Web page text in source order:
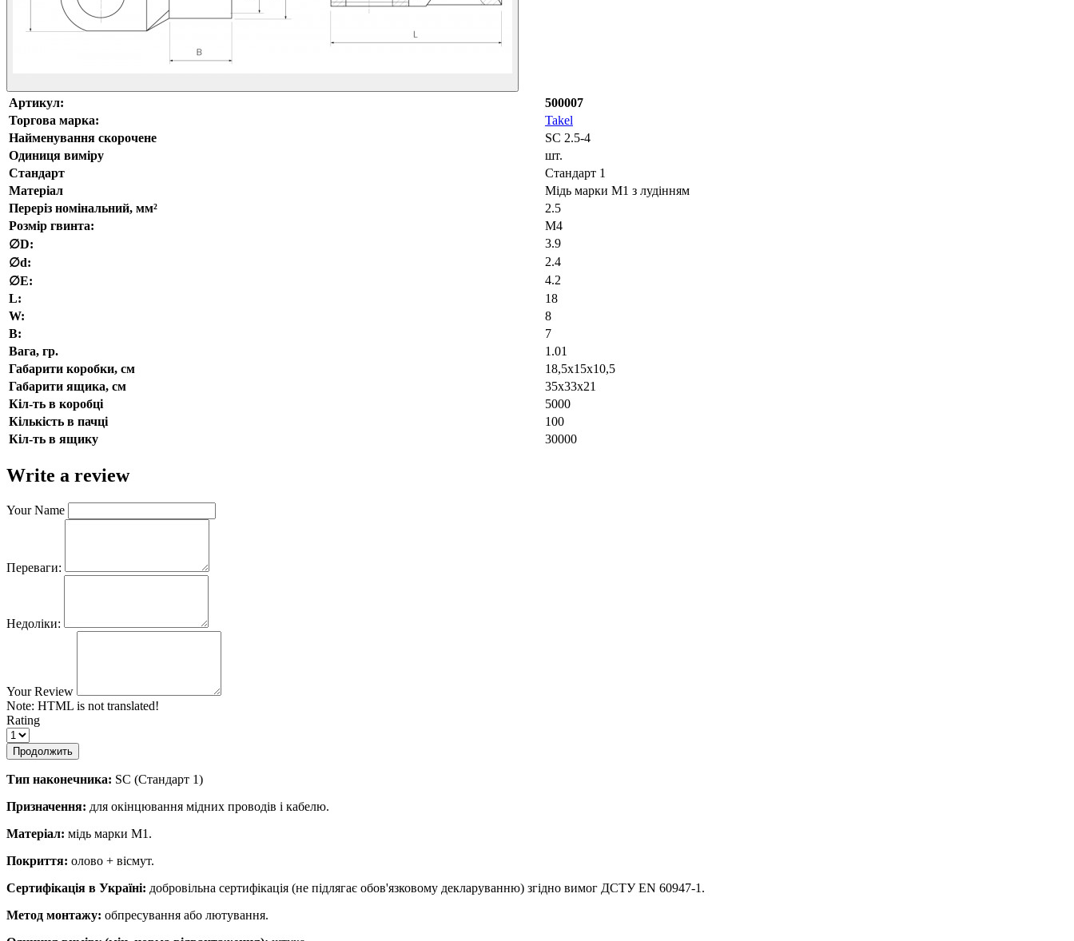
Артикул:
500007
Торгова марка:
Takel
Найменування скорочене
SC 2.5-4
Одиниця виміру
шт.
Стандарт
Стандарт 1
Матеріал
Мідь марки М1 з лудінням
Переріз номінальний, мм²
2.5
Розмір гвинта:
М4
∅D:
3.9
∅d:
2.4
∅E:
4.2
L:
18
W:
8
В:
7
Вага, гр.
1.01
Габарити коробки, см
18,5х15х10,5
Габарити ящика, см
35х33х21
Кіл-ть в коробці
5000
Кількість в пачці
100
Кіл-ть в ящику
30000
Write a review
Your Name
Переваги:
Недоліки:
Your Review
Note: HTML is not translated!
Rating
Продолжить
Тип наконечника: SC (Стандарт 1)
Призначення: для окінцювання мідних проводів і кабелю.
Матеріал: мідь марки М1.
Покриття: олово + вісмут.
Сертифікація в Україні: добровільна сертифікація (не підлягає обов'язковому декларуванню) згідно вимог ДСТУ EN 60947-1.
Метод монтажу: обпресування або лютування.